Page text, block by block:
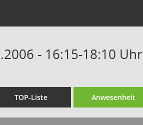
- 16:15-18:10 Uhr
TOP-Liste Anwesenheit